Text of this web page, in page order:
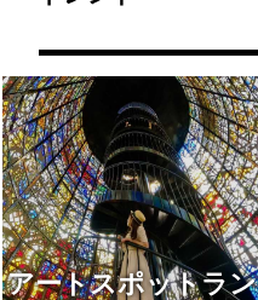
アートスポットラン